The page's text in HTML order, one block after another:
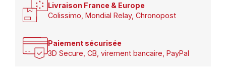
Livraison France & Europe
Colissimo, Mondial Relay, Chronopost
Paiement sécurisée
3D Secure, CB, virement bancaire, PayPal